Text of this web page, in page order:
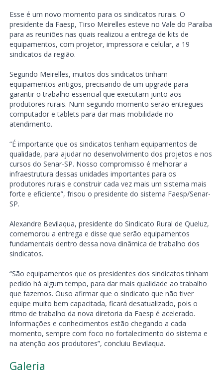
Esse é um novo momento para os sindicatos rurais. O
presidente da Faesp, Tirso Meirelles esteve no Vale do Paraíba
para as reuniões nas quais realizou a entrega de kits de
equipamentos, com projetor, impressora e celular, a 19
sindicatos da região.
Segundo Meirelles, muitos dos sindicatos tinham
equipamentos antigos, precisando de um upgrade para
garantir o trabalho essencial que executam junto aos
produtores rurais. Num segundo momento serão entregues
computador e tablets para dar mais mobilidade no
atendimento.
“É importante que os sindicatos tenham equipamentos de
qualidade, para ajudar no desenvolvimento dos projetos e nos
cursos do Senar-SP. Nosso compromisso é melhorar a
infraestrutura dessas unidades importantes para os
produtores rurais e construir cada vez mais um sistema mais
forte e eficiente”, frisou o presidente do sistema Faesp/Senar-
SP.
Alexandre Bevilaqua, presidente do Sindicato Rural de Queluz,
comemorou a entrega e disse que serão equipamentos
fundamentais dentro dessa nova dinâmica de trabalho dos
sindicatos.
“São equipamentos que os presidentes dos sindicatos tinham
pedido há algum tempo, para dar mais qualidade ao trabalho
que fazemos. Ouso afirmar que o sindicato que não tiver
equipe muito bem capacitada, ficará desatualizado, pois o
ritmo de trabalho da nova diretoria da Faesp é acelerado.
Informações e conhecimentos estão chegando a cada
momento, sempre com foco no fortalecimento do sistema e
na atenção aos produtores”, concluiu Bevilaqua.
Galeria